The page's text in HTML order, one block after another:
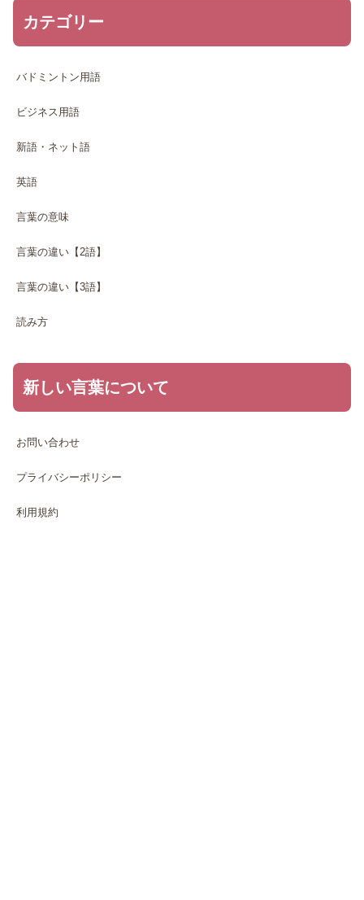
カテゴリー
バドミントン用語
ビジネス用語
新語・ネット語
英語
言葉の意味
言葉の違い【2語】
言葉の違い【3語】
読み方
新しい言葉について
お問い合わせ
プライバシーポリシー
利用規約